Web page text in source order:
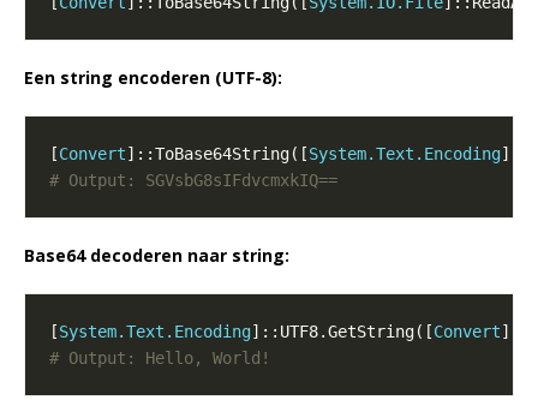
Een string encoderen (UTF-8):
[Convert]::ToBase64String([System.Text.Encoding
# Output: SGVsbG8sIFdvcmxkIQ==
Base64 decoderen naar string:
[System.Text.Encoding]::UTF8.GetString([Convert
# Output: Hello, World!